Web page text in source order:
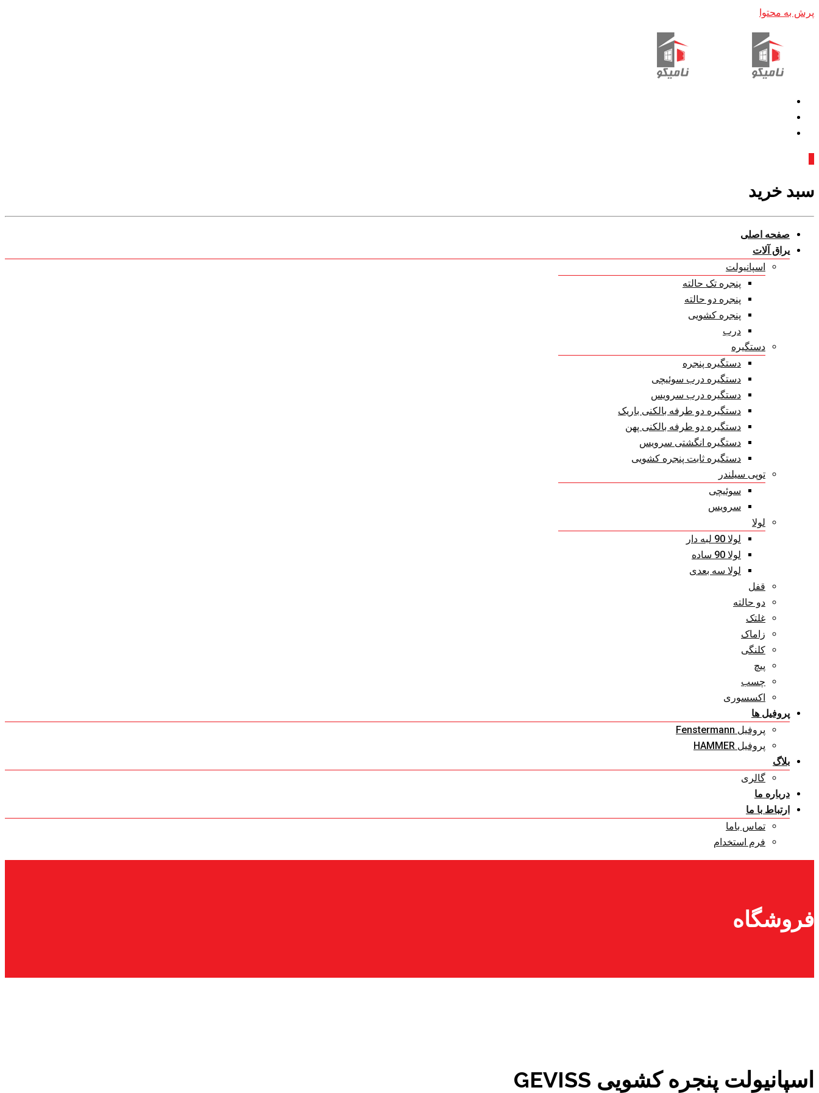
پرش به محتوا
سبد خرید
صفحه اصلی
یراق آلات
اسپانیولت
پنجره تک حالته
پنجره دو حالته
پنجره کشویی
درب
دستگیره
دستگیره پنجره
دستگیره درب سوئیچی
دستگیره درب سرویس
دستگیره دو طرفه بالکنی باریک
دستگیره دو طرفه بالکنی پهن
دستگیره انگشتی سرویس
دستگیره ثابت پنجره کشویی
توپی سیلندر
سوئیچی
سرویس
لولا
لولا 90 لبه دار
لولا 90 ساده
لولا سه بعدی
قفل
دو حالته
غلتک
زاماک
کلنگی
پیچ
چسب
اکسسوری
پروفیل ها
پروفیل Fenstermann
پروفیل HAMMER
بلاگ
گالری
درباره ما
ارتباط با ما
تماس باما
فرم استخدام
فروشگاه
اسپانیولت پنجره کشویی GEVISS